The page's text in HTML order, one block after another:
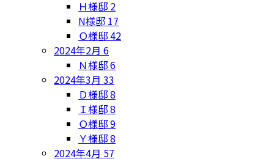
Ｈ様邸 2
N様邸 17
Ｏ様邸42
2024年2月 6
Ｎ様邸6
2024年3月 33
Ｄ様邸8
Ｉ様邸8
Ｏ様邸9
Ｙ様邸8
2024年4月 57